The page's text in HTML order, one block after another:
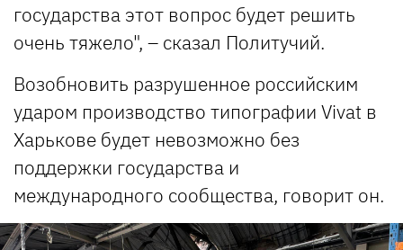
государства этот вопрос будет решить
очень тяжело", – сказал Политучий.
Возобновить разрушенное российским
ударом производство типографии Vivat в
Харькове будет невозможно без
поддержки государства и
международного сообщества, говорит он.